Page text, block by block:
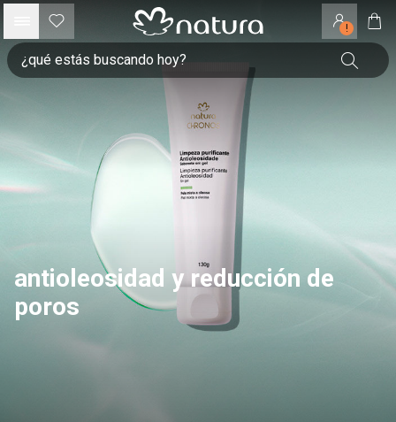
!
antioleosidad y reducción de
poros